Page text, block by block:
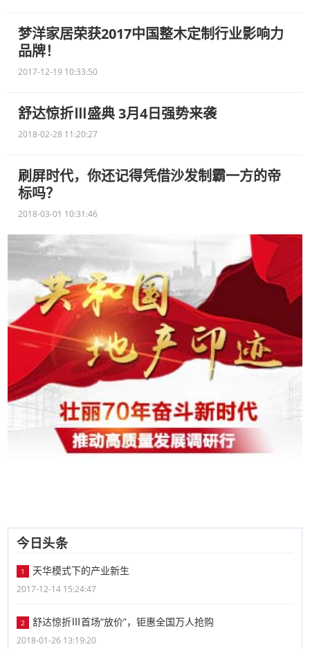
梦洋家居荣获2017中国整木定制行业影响力
品牌！
2017-12-19 10:33:50
舒达惊折Ⅲ盛典 3月4日强势来袭
2018-02-28 11:20:27
刷屏时代，你还记得凭借沙发制霸一方的帝
标吗？
2018-03-01 10:31:46
今日头条
1 天华模式下的产业新生
2017-12-14 15:24:47
2 舒达惊折Ⅲ首场“放价”，钜惠全国万人抢购
2018-01-26 13:19:20